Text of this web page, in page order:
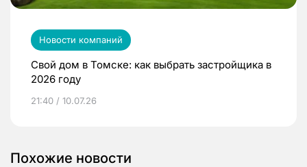
Новости компаний
Свой дом в Томске: как выбрать застройщика в
2026 году
21:40 / 10.07.26
Похожие новости